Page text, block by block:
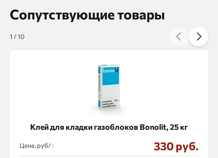
Сопутствующие товары
Клей для кладки газоблоков Bonolit, 25 кг
Цена, руб/ : 330 руб.
1 /10